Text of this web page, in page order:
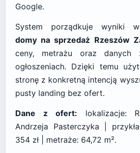
Google.
System porządkuje wyniki
domy na sprzedaż Rzeszów
ceny, metrażu oraz danych
ogłoszeniach. Dzięki temu
stronę z konkretną intencją
pusty landing bez ofert.
Dane z ofert: lokalizacje:
Andrzeja Pasterczyka |
354 zł | metraże: 64,72 m².